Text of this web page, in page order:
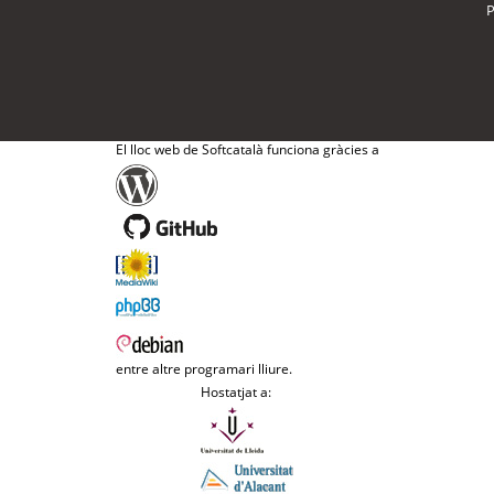
El lloc web de Softcatalà funciona gràcies a
entre altre programari lliure.
Hostatjat a: